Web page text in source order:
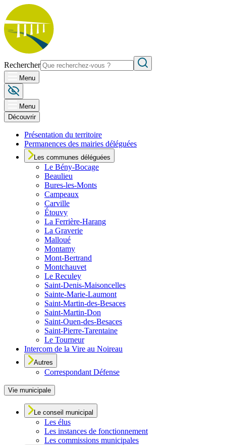
Rechercher
Menu
Menu
Découvrir
Présentation du territoire
Permanences des mairies déléguées
Les communes déléguées
Le Bény-Bocage
Beaulieu
Bures-les-Monts
Campeaux
Carville
Étouvy
La Ferrière-Harang
La Graverie
Malloué
Montamy
Mont-Bertrand
Montchauvet
Le Reculey
Saint-Denis-Maisoncelles
Sainte-Marie-Laumont
Saint-Martin-des-Besaces
Saint-Martin-Don
Saint-Ouen-des-Besaces
Saint-Pierre-Tarentaine
Le Tourneur
Intercom de la Vire au Noireau
Autres
Correspondant Défense
Vie municipale
Le conseil municipal
Les élus
Les instances de fonctionnement
Les commissions municipales